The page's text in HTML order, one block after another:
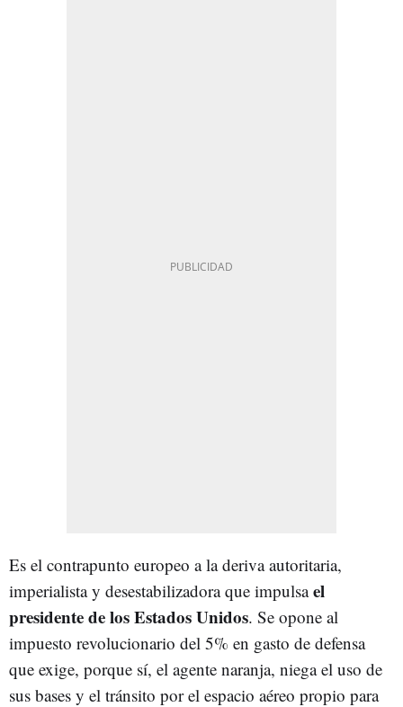
Es el contrapunto europeo a la deriva autoritaria,
imperialista y desestabilizadora que impulsael
presidente de los Estados Unidos. Se opone al
impuesto revolucionario del 5% en gasto de defensa
que exige, porque sí, el agente naranja, niega el uso de
sus bases y el tránsito por el espacio aéreo propio para